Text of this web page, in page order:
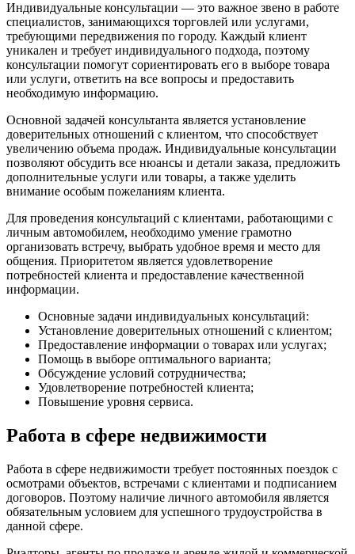
Индивидуальные консультации — это важное звено в работе
специалистов, занимающихся торговлей или услугами,
требующими передвижения по городу. Каждый клиент
уникален и требует индивидуального подхода, поэтому
консультации помогут сориентировать его в выборе товара
или услуги, ответить на все вопросы и предоставить
необходимую информацию.
Основной задачей консультанта является установление
доверительных отношений с клиентом, что способствует
увеличению объема продаж. Индивидуальные консультации
позволяют обсудить все нюансы и детали заказа, предложить
дополнительные услуги или товары, а также уделить
внимание особым пожеланиям клиента.
Для проведения консультаций с клиентами, работающими с
личным автомобилем, необходимо умение грамотно
организовать встречу, выбрать удобное время и место для
общения. Приоритетом является удовлетворение
потребностей клиента и предоставление качественной
информации.
Основные задачи индивидуальных консультаций:
Установление доверительных отношений с клиентом;
Предоставление информации о товарах или услугах;
Помощь в выборе оптимального варианта;
Обсуждение условий сотрудничества;
Удовлетворение потребностей клиента;
Повышение уровня сервиса.
Работа в сфере недвижимости
Работа в сфере недвижимости требует постоянных поездок с
осмотрами объектов, встречами с клиентами и подписанием
договоров. Поэтому наличие личного автомобиля является
обязательным условием для успешного трудоустройства в
данной сфере.